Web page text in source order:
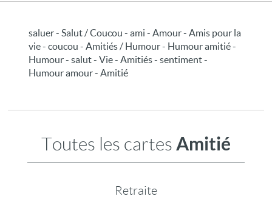
saluer - Salut / Coucou - ami - Amour - Amis pour la
vie - coucou - Amitiés / Humour - Humour amitié -
Humour - salut - Vie - Amitiés - sentiment -
Humour amour - Amitié
Toutes les cartes Amitié
Retraite